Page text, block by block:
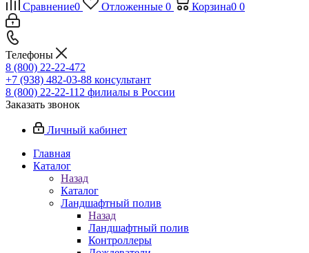
Сравнение0 Отложенные 0 Корзина0 0
Телефоны
8 (800) 22-22-472
+7 (938) 482-03-88 консультант
8 (800) 22-22-112 филиалы в России
Заказать звонок
Личный кабинет
Главная
Каталог
Назад
Каталог
Ландшафтный полив
Назад
Ландшафтный полив
Контроллеры